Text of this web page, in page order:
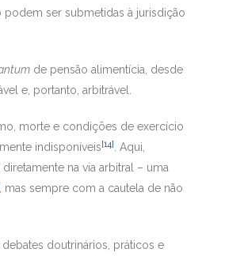
podem ser submetidas à jurisdição
de pensão alimentícia, desde
e, portanto, arbitrável.
morte e condições de exercício
indisponíveis[14]. Aqui,
na via arbitral – uma
, mas sempre com a cautela de não
doutrinários, práticos e